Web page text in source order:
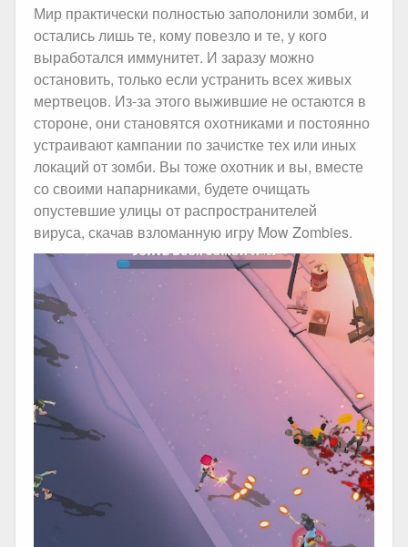
Мир практически полностью заполонили зомби, и
остались лишь те, кому повезло и те, у кого
выработался иммунитет. И заразу можно
остановить, только если устранить всех живых
мертвецов. Из-за этого выжившие не остаются в
стороне, они становятся охотниками и постоянно
устраивают кампании по зачистке тех или иных
локаций от зомби. Вы тоже охотник и вы, вместе
со своими напарниками, будете очищать
опустевшие улицы от распространителей
вируса, скачав взломанную игру Mow Zombies.